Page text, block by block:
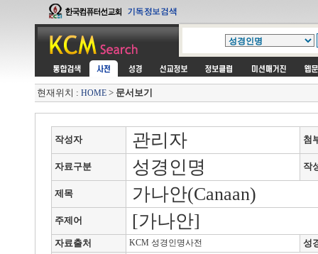
현재위치 : HOME > 문서보기
작성자 관리자 첨
자료구분 성경인명 작
제목 가나안(Canaan)
주제어 [가나안]
자료출처 KCM 성경인명사전
성